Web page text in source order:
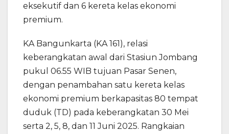
eksekutif dan 6 kereta kelas ekonomi
premium.
KA Bangunkarta (KA 161), relasi
keberangkatan awal dari Stasiun Jombang
pukul 06.55 WIB tujuan Pasar Senen,
dengan penambahan satu kereta kelas
ekonomi premium berkapasitas 80 tempat
duduk (TD) pada keberangkatan 30 Mei
serta 2, 5, 8, dan 11 Juni 2025. Rangkaian